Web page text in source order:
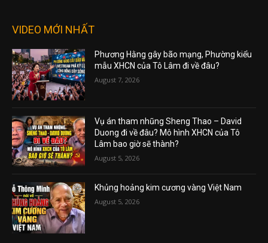
VIDEO MỚI NHẤT
Phương Hằng gây bão mạng, Phường kiểu
mẫu XHCN của Tô Lâm đi về đâu?
August 7, 2026
Vụ án tham nhũng Sheng Thao – David
Duong đi về đâu? Mô hình XHCN của Tô
Lâm bao giờ sẽ thành?
August 5, 2026
Khủng hoảng kim cương vàng Việt Nam
August 5, 2026